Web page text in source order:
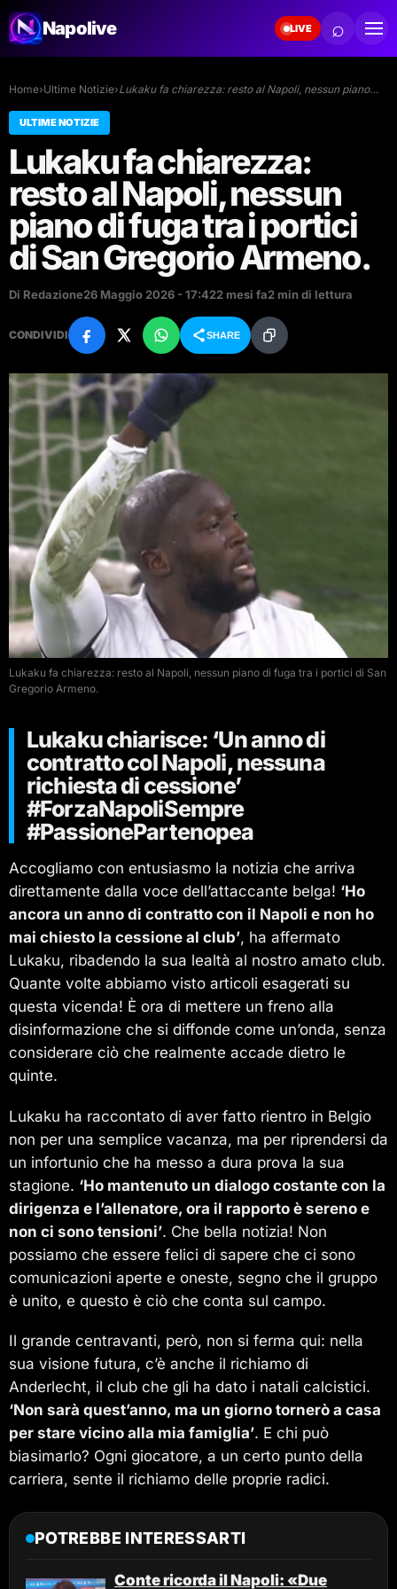
Napolive LIVE ⌕
Home›Ultime Notizie›Lukaku fa chiarezza: resto al Napoli, nessun piano…
ULTIME NOTIZIE
Lukaku fa chiarezza:
resto al Napoli, nessun
piano di fuga tra i portici
di San Gregorio Armeno.
Di Redazione26 Maggio 2026 - 17:422 mesi fa2 min di lettura
CONDIVIDI SHARE
Lukaku fa chiarezza: resto al Napoli, nessun piano di fuga tra i portici di San
Gregorio Armeno.
Lukaku chiarisce: ‘Un anno di
contratto col Napoli, nessuna
richiesta di cessione’
#ForzaNapoliSempre
#PassionePartenopea
Accogliamo con entusiasmo la notizia che arriva
direttamente dalla voce dell’attaccante belga! ‘Ho
ancora un anno di contratto con il Napoli e non ho
mai chiesto la cessione al club’, ha affermato
Lukaku, ribadendo la sua lealtà al nostro amato club.
Quante volte abbiamo visto articoli esagerati su
questa vicenda! È ora di mettere un freno alla
disinformazione che si diffonde come un’onda, senza
considerare ciò che realmente accade dietro le
quinte.
Lukaku ha raccontato di aver fatto rientro in Belgio
non per una semplice vacanza, ma per riprendersi da
un infortunio che ha messo a dura prova la sua
stagione. ‘Ho mantenuto un dialogo costante con la
dirigenza e l’allenatore, ora il rapporto è sereno e
non ci sono tensioni’. Che bella notizia! Non
possiamo che essere felici di sapere che ci sono
comunicazioni aperte e oneste, segno che il gruppo
è unito, e questo è ciò che conta sul campo.
Il grande centravanti, però, non si ferma qui: nella
sua visione futura, c’è anche il richiamo di
Anderlecht, il club che gli ha dato i natali calcistici.
‘Non sarà quest’anno, ma un giorno tornerò a casa
per stare vicino alla mia famiglia’. E chi può
biasimarlo? Ogni giocatore, a un certo punto della
carriera, sente il richiamo delle proprie radici.
POTREBBE INTERESSARTI
Conte ricorda il Napoli: «Due